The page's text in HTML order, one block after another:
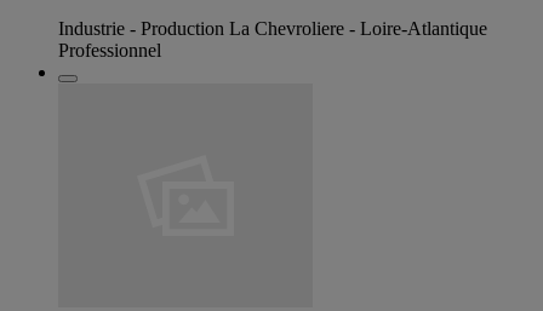
Industrie - Production La Chevroliere - Loire-Atlantique
Professionnel